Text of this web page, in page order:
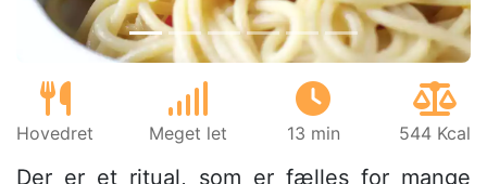
Hovedret Meget let 13 min 544 Kcal
Der er et ritual, som er fælles for mange